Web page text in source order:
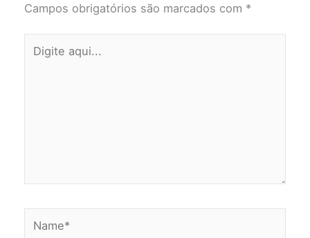
Campos obrigatórios são marcados com *
aqui...